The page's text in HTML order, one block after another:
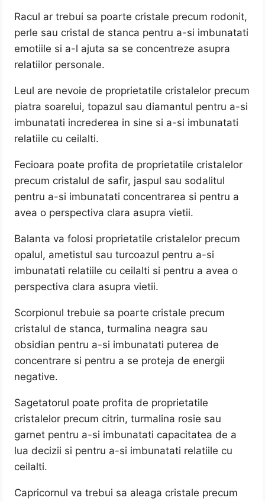
Racul ar trebui sa poarte cristale precum rodonit,
perle sau cristal de stanca pentru a-si imbunatati
emotiile si a-l ajuta sa se concentreze asupra
relatiilor personale.
Leul are nevoie de proprietatile cristalelor precum
piatra soarelui, topazul sau diamantul pentru a-si
imbunatati increderea in sine si a-si imbunatati
relatiile cu ceilalti.
Fecioara poate profita de proprietatile cristalelor
precum cristalul de safir, jaspul sau sodalitul
pentru a-si imbunatati concentrarea si pentru a
avea o perspectiva clara asupra vietii.
Balanta va folosi proprietatile cristalelor precum
opalul, ametistul sau turcoazul pentru a-si
imbunatati relatiile cu ceilalti si pentru a avea o
perspectiva clara asupra vietii.
Scorpionul trebuie sa poarte cristale precum
cristalul de stanca, turmalina neagra sau
obsidian pentru a-si imbunatati puterea de
concentrare si pentru a se proteja de energii
negative.
Sagetatorul poate profita de proprietatile
cristalelor precum citrin, turmalina rosie sau
garnet pentru a-si imbunatati capacitatea de a
lua decizii si pentru a-si imbunatati relatiile cu
ceilalti.
Capricornul va trebui sa aleaga cristale precum